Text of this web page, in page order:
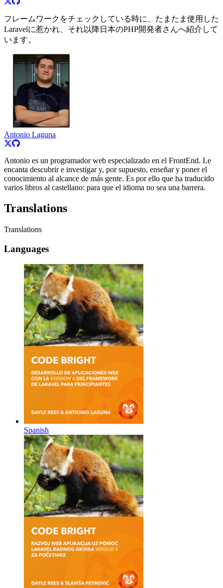
フレームワークをチェックしている時に、たまたま使用した
Laravelに惹かれ、それ以降日本のPHP開発者さんへ紹介して
います。
Antonio Laguna
Antonio es un programador web especializado en el FrontEnd. Le
encanta descubrir e investigar y, por supuesto, enseñar y poner el
conocimiento al alcance de más gente. Es por ello que ha traducido
varios libros al castellano: para que el idioma no sea una barrera.
Translations
Translations
Languages
Spanish